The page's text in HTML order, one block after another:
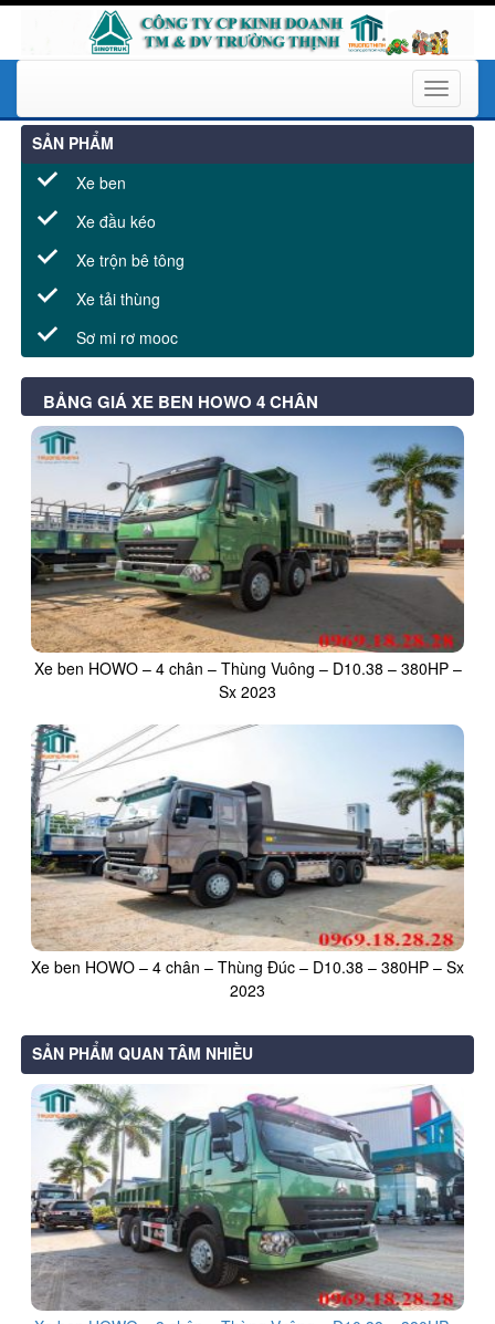
Toggle
SẢN PHẨM
Xe ben
Xe đầu kéo
Xe trộn bê tông
Xe tải thùng
Sơ mi rơ mooc
BẢNG GIÁ XE BEN HOWO 4 CHÂN
Xe ben HOWO – 4 chân – Thùng Vuông – D10.38 – 380HP –
Sx 2023
Xe ben HOWO – 4 chân – Thùng Đúc – D10.38 – 380HP – Sx
2023
SẢN PHẨM QUAN TÂM NHIỀU